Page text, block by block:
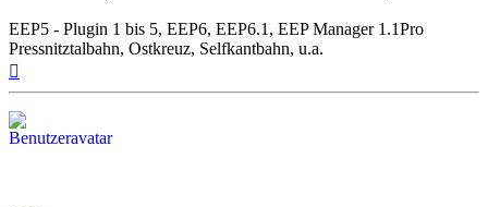
EEP5 - Plugin 1 bis 5, EEP6, EEP6.1, EEP Manager 1.1Pro
Pressnitztalbahn, Ostkreuz, Selfkantbahn, u.a.